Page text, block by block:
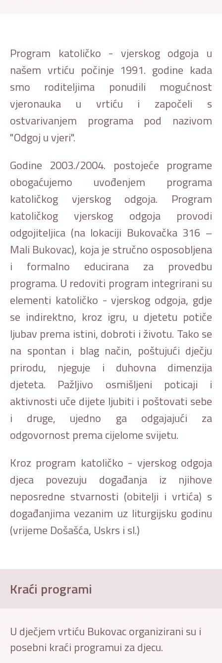
Program katoličko - vjerskog odgoja u
našem vrtiću počinje 1991. godine kada
smo roditeljima ponudili mogućnost
vjeronauka u vrtiću i započeli s
ostvarivanjem programa pod nazivom
"Odgoj u vjeri".
Godine 2003./2004. postojeće programe
obogaćujemo uvođenjem programa
katoličkog vjerskog odgoja. Program
katoličkog vjerskog odgoja provodi
odgojiteljica (na lokaciji Bukovačka 316 –
Mali Bukovac), koja je stručno osposobljena
i formalno educirana za provedbu
programa. U redoviti program integrirani su
elementi katoličko - vjerskog odgoja, gdje
se indirektno, kroz igru, u djetetu potiče
ljubav prema istini, dobroti i životu. Tako se
na spontan i blag način, poštujući dječju
prirodu, njeguje i duhovna dimenzija
djeteta. Pažljivo osmišljeni poticaji i
aktivnosti uče dijete ljubiti i poštovati sebe
i druge, ujedno ga odgajajući za
odgovornost prema cijelome svijetu.
Kroz program katoličko - vjerskog odgoja
djeca povezuju događanja iz njihove
neposredne stvarnosti (obitelji i vrtića) s
događanjima vezanim uz liturgijsku godinu
(vrijeme Došašća, Uskrs i sl.)
Kraći programi
U dječjem vrtiću Bukovac organizirani su i
posebni kraći programui za djecu.